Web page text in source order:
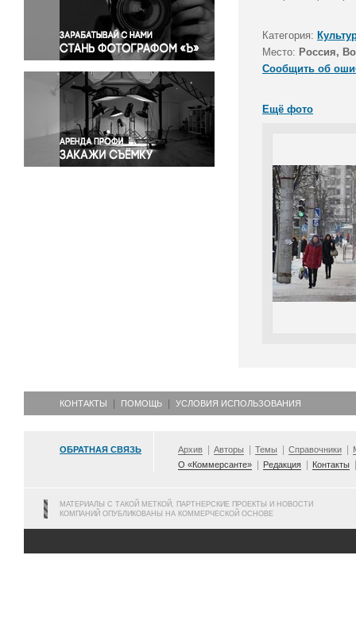
Правосудие
Происшествия и конфликты
Религия
Светская жизнь
Спорт
Экология
Экономика и бизнес
Категория:
Место: Россия,
Сообщить об
Ещё фото
КОНТАКТЫ ПОМОЩЬ УСЛОВИЯ ИСПОЛЬЗОВАНИЯ
ОБРАТНАЯ СВЯЗЬ Архив Авторы Темы Справочники
О «Коммерсанте»
Редакция Контакты
МАТЕРИАЛЫ С ТАКОЙ МЕТКОЙ, ПАРТНЕРСКИЕ ПРОЕКТЫ И НОВОСТИ
КОМПАНИЙ ОПУБЛИКОВАНЫ НА КОММЕРЧЕСКОЙ ОСНОВЕ